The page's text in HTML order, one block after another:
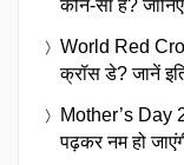
कौन-सा है?
World Red
क्रॉस डे? जानें
Mother’s Day
पढ़कर नम हो